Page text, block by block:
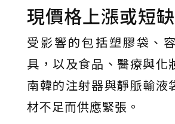
現價格上漲或短
受影響的包括塑膠袋、
具，以及食品、醫療與化
南韓的注射器與靜脈輸液
材不足而供應緊張。